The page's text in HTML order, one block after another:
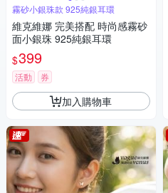
霧砂小銀珠款 925純銀耳環
維克維娜 完美搭配 時尚感霧砂
面小銀珠 925純銀耳環
$399
活動 券
加入購物車